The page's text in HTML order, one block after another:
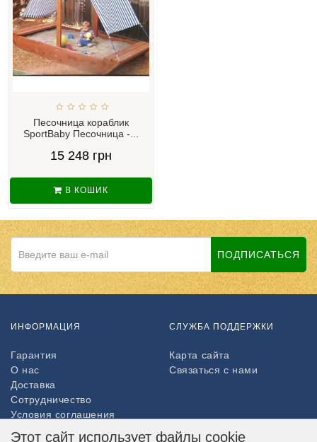
Песочница кораблик
SportBaby Песочница -...
15 248 грн
В КОШИК
ПОДПИСАТЬСЯ
ИНФОРМАЦИЯ
Гарантия
О нас
Доставка
Сотрудничество
Условия соглашения
Возврат товара
СЛУЖБА ПОДДЕРЖКИ
Карта сайта
Связаться с нами
Этот сайт использует файлы cookie